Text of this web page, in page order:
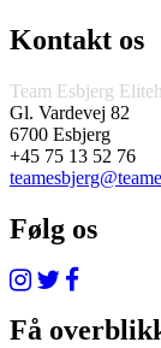
Kontakt os
Team Esbjerg
Gl. Vardevej 82
6700 Esbjerg
+45 75 13 52 76
Følg os
Få